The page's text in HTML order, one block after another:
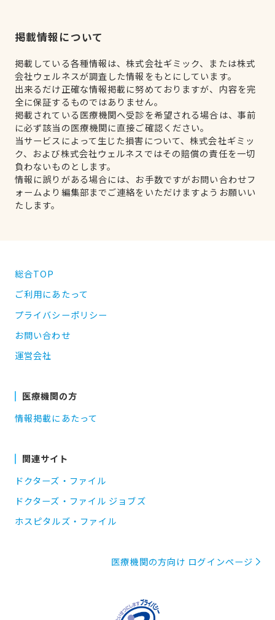
掲載情報について
掲載している各種情報は、株式会社ギミック、または株式
会社ウェルネスが調査した情報をもとにしています。
出来るだけ正確な情報掲載に努めておりますが、内容を完
全に保証するものではありません。
掲載されている医療機関へ受診を希望される場合は、事前
に必ず該当の医療機関に直接ご確認ください。
当サービスによって生じた損害について、株式会社ギミッ
ク、および株式会社ウェルネスではその賠償の責任を一切
負わないものとします。
情報に誤りがある場合には、お手数ですがお問い合わせフ
ォームより編集部までご連絡をいただけますようお願いい
たします。
総合TOP
ご利用にあたって
プライバシーポリシー
お問い合わせ
運営会社
医療機関の方
情報掲載にあたって
関連サイト
ドクターズ・ファイル
ドクターズ・ファイル ジョブズ
ホスピタルズ・ファイル
医療機関の方向け ログインページ